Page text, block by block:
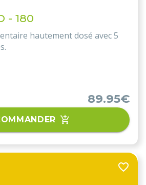
- 180
hautement dosé avec 5
89.95€